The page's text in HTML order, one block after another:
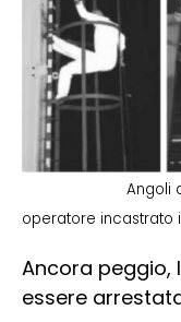
Angoli di
operatore incastrato
Ancora peggio,
essere